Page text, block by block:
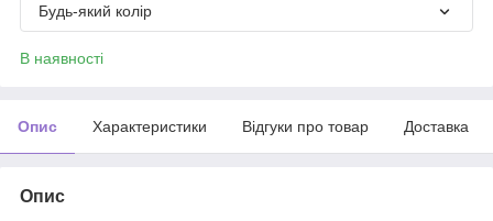
Будь-який колір
В наявності
Опис Характеристики Відгуки про товар Доставка
Опис